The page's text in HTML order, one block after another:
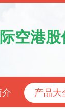
空港股
产品大